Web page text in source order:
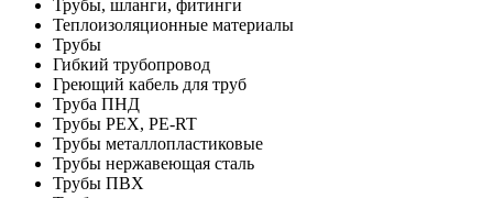
Трубы, шланги, фитинги
Теплоизоляционные материалы
Трубы
Гибкий трубопровод
Греющий кабель для труб
Труба ПНД
Трубы PEX, PE-RT
Трубы металлопластиковые
Трубы нержавеющая сталь
Трубы ПВХ